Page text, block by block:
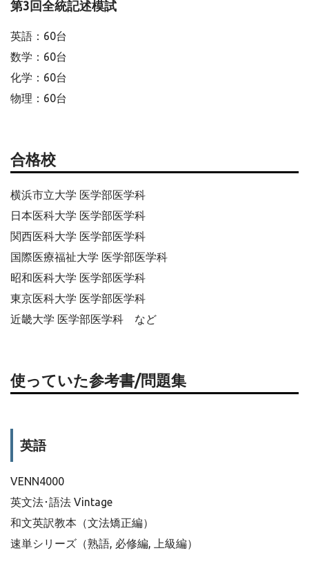
第3回全統記述模試
英語：60台
数学：60台
化学：60台
物理：60台
合格校
横浜市立大学 医学部医学科
日本医科大学 医学部医学科
関西医科大学 医学部医学科
国際医療福祉大学 医学部医学科
昭和医科大学 医学部医学科
東京医科大学 医学部医学科
近畿大学 医学部医学科 など
使っていた参考書/問題集
英語
VENN4000
英文法･語法 Vintage
和文英訳教本（文法矯正編）
速単シリーズ（熟語, 必修編, 上級編）